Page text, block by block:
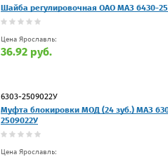
Шайба регулировочная ОАО МАЗ 6430-
Цена Ярославль:
36.92 руб.
6303-2509022У
Муфта блокировки МОД (24 зуб.) МАЗ
2509022У
Цена Ярославль: